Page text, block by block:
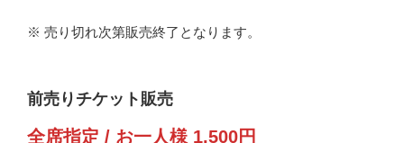
※ 売り切れ次第販売終了となります。
前売りチケット販売
全席指定 / お一人様 1,500円